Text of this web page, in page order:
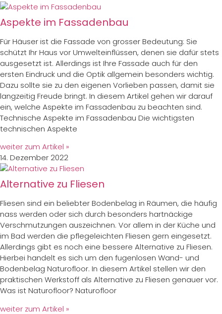
Aspekte im Fassadenbau
Für Häuser ist die Fassade von grosser Bedeutung: Sie
schützt Ihr Haus vor Umwelteinflüssen, denen sie dafür stets
ausgesetzt ist. Allerdings ist Ihre Fassade auch für den
ersten Eindruck und die Optik allgemein besonders wichtig.
Dazu sollte sie zu den eigenen Vorlieben passen, damit sie
langzeitig Freude bringt. In diesem Artikel gehen wir darauf
ein, welche Aspekte im Fassadenbau zu beachten sind.
Technische Aspekte im Fassadenbau Die wichtigsten
technischen Aspekte
weiter zum Artikel »
14. Dezember 2022
Alternative zu Fliesen
Fliesen sind ein beliebter Bodenbelag in Räumen, die häufig
nass werden oder sich durch besonders hartnäckige
Verschmutzungen auszeichnen. Vor allem in der Küche und
im Bad werden die pflegeleichten Fliesen gern eingesetzt.
Allerdings gibt es noch eine bessere Alternative zu Fliesen.
Hierbei handelt es sich um den fugenlosen Wand- und
Bodenbelag Naturofloor. In diesem Artikel stellen wir den
praktischen Werkstoff als Alternative zu Fliesen genauer vor.
Was ist Naturofloor? Naturofloor
weiter zum Artikel »